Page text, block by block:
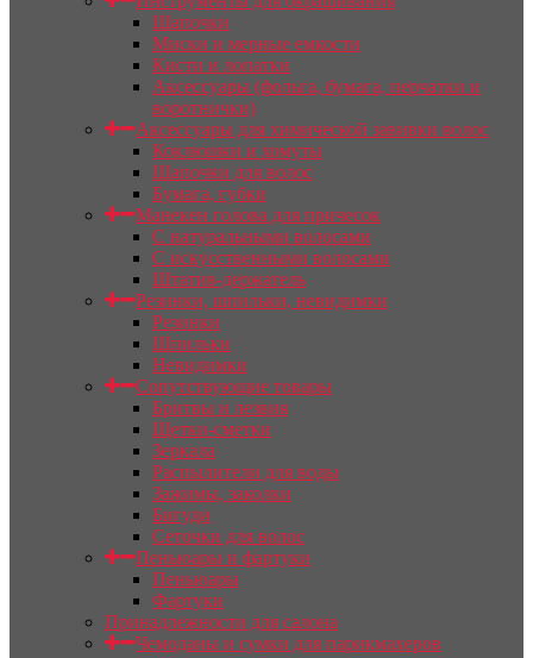
Шапочки
Миски и мерные емкости
Кисти и лопатки
Аксессуары (фольга, бумага, перчатки и
воротнички)
Аксессуары для химической завивки волос
Коклюшки и хомуты
Шапочки для волос
Бумага, губки
Манекен голова для причесок
С натуральными волосами
С искусственными волосами
Штатив-держатель
Резинки, шпильки, невидимки
Резинки
Шпильки
Невидимки
Сопутствующие товары
Бритвы и лезвия
Щетки-сметки
Зеркала
Распылители для воды
Зажимы, заколки
Бигуди
Сеточки для волос
Пеньюары и фартуки
Пеньюары
Фартуки
Принадлежности для салона
Чемоданы и сумки для парикмахеров